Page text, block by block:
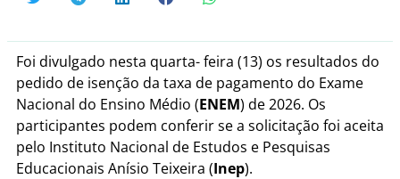
Foi divulgado nesta quarta- feira (13) os resultados do
pedido de isenção da taxa de pagamento do Exame
Nacional do Ensino Médio (ENEM) de 2026. Os
participantes podem conferir se a solicitação foi aceita
pelo Instituto Nacional de Estudos e Pesquisas
Educacionais Anísio Teixeira (Inep).